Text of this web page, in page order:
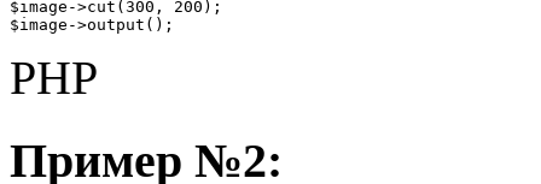
$image->cut(300, 200);
$image->output();
PHP
Пример №2: